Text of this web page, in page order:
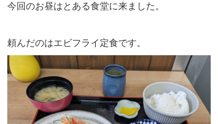
今回のお昼はとある食堂に来ました。
頼んだのはエビフライ定食です。